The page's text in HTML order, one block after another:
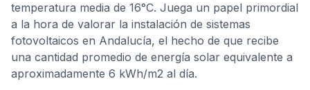
temperatura media de 16°C. Juega un papel primordial
a la hora de valorar la instalación de sistemas
fotovoltaicos en Andalucía, el hecho de que recibe
una cantidad promedio de energía solar equivalente a
aproximadamente 6 kWh/m2 al día.